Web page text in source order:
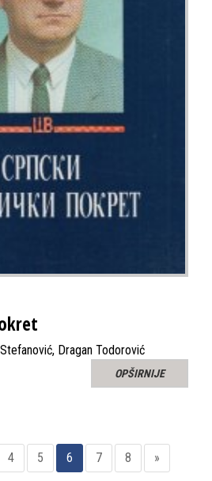
Dragan Todorović
OPŠIRNIJE
4 5 6 7 8 »